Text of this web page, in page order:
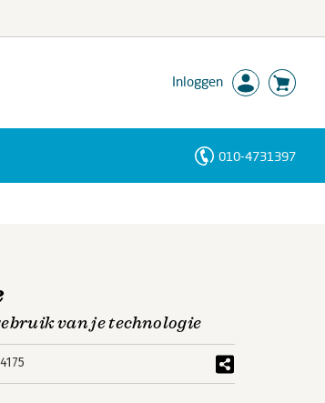
Inloggen
010-4731397
van je technologie